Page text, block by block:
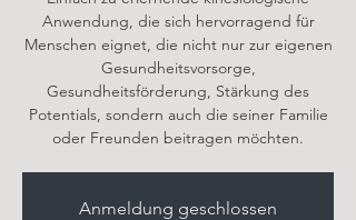
Anwendung, die sich hervorragend für
Menschen eignet, die nicht nur zur eigenen
Gesundheitsvorsorge,
Gesundheitsförderung, Stärkung des
Potentials, sondern auch die seiner Familie
oder Freunden beitragen möchten.
Anmeldung geschlossen